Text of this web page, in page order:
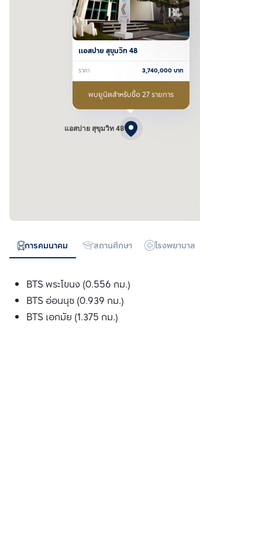
แอสปาย สุขุมวิท 48
แอสปาย สุขุมวิท 48
ราคา 3,740,000บาท
พบยูนิตสำหรับซื้อ 27 รายการ
การคมนาคม สถานศึกษา โรงพยาบาล
BTS พระโขนง (0.556 กม.)
BTS อ่อนนุช (0.939 กม.)
BTS เอกมัย (1.375 กม.)